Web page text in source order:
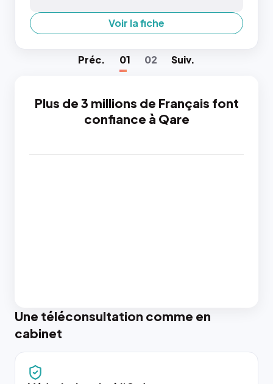
Voir la fiche
Préc. 01 02 Suiv.
Plus de 3 millions de Français font
confiance à Qare
Une téléconsultation comme en
cabinet